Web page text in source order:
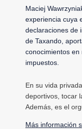
Maciej
experiencia cuya
declaraciones de
de Taxando,
conocimientos
impuestos.
En su vida
deportivos, tocar
Además, es el
Más información